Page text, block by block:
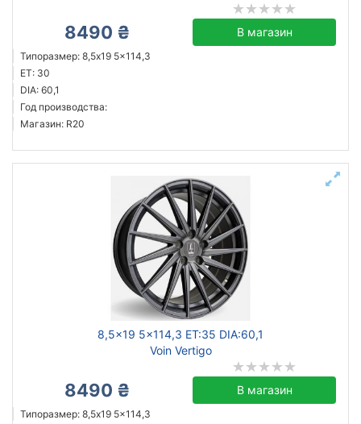
8490 ₴ В магазин
Типоразмер: 8,5x19 5x114,3
ET: 30
DIA: 60,1
Год производства:
Магазин: R20
8,5x19 5x114,3 ET:35 DIA:60,1
Voin Vertigo
8490 ₴ В магазин
Типоразмер: 8,5x19 5x114,3